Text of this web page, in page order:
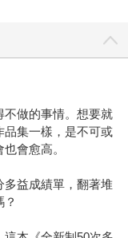
不做的事情。想要就
品集一樣，是不可或
會愈高。
益成績單，翻著堆